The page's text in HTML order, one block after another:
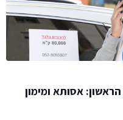
אסותא ומימון